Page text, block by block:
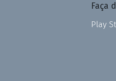
Faça
Play